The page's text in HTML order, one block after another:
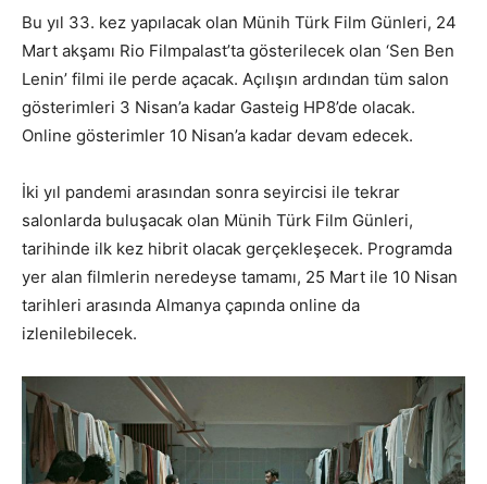
Bu yıl 33. kez yapılacak olan Münih Türk Film Günleri, 24
Mart akşamı Rio Filmpalast’ta gösterilecek olan ‘Sen Ben
Lenin’ filmi ile perde açacak. Açılışın ardından tüm salon
gösterimleri 3 Nisan’a kadar Gasteig HP8’de olacak.
Online gösterimler 10 Nisan’a kadar devam edecek.
İki yıl pandemi arasından sonra seyircisi ile tekrar
salonlarda buluşacak olan Münih Türk Film Günleri,
tarihinde ilk kez hibrit olacak gerçekleşecek. Programda
yer alan filmlerin neredeyse tamamı, 25 Mart ile 10 Nisan
tarihleri arasında Almanya çapında online da
izlenilebilecek.